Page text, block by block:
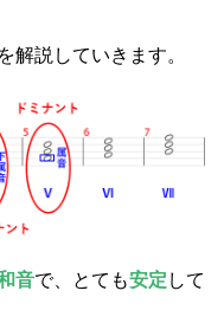
解説していきます。
音で、とても安定 して